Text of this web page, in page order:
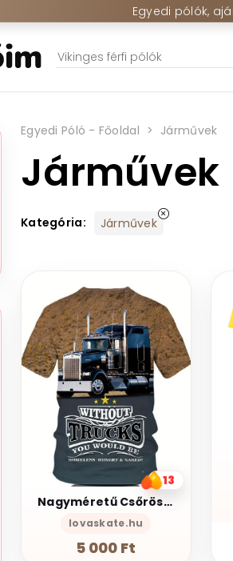
Egyedi pólók,
Egyedi Póló - Főoldal Járművek
Járművek
Kategória: Járművek
13
Nagyméretű Csőrös Kamion mintás férfi póló 4XL
lovaskate.hu
5 000 Ft